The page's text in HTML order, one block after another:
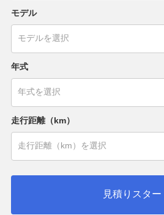
モデル
年式
走行距離（km）
見積りスター